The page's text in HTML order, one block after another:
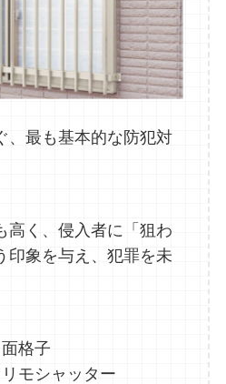
、最も基本的な防犯対
高く、侵入者に「狙わ
印象を与え、犯罪を未
格子
モシャッター